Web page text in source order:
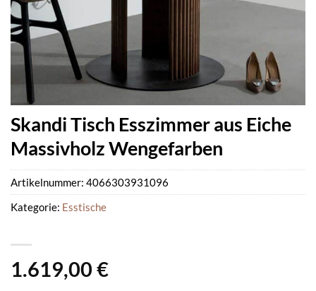
Skandi Tisch Esszimmer aus Eiche
Massivholz Wengefarben
1.619,00 €
Artikelnummer: 4066303931096
Kategorie: Esstische